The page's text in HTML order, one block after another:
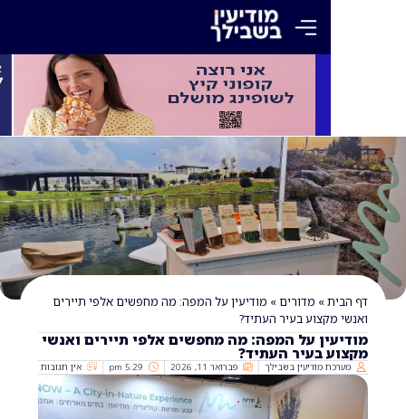
»מדורים »מודיעין על המפה: מה מחפשים אלפי תיירים
בעיר העתיד?
על המפה: מה מחפשים אלפי תיירים ואנשי
בעיר העתיד?
מודיעין בשבילך פברואר 11, 2026 5:29 pm אין תגובות